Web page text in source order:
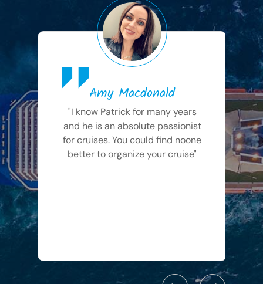
Amy Macdonald
"I know Patrick for many years
and he is an absolute passionist
for cruises. You could find noone
better to organize your cruise"